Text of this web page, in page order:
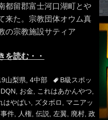
都留郡富士河口湖町とや
来た。宗教団体オウム真
の宗教施設サティア
を読む・・
山梨県 4中部 TagsB級スポッ
DQN お金 これはあかんやつ
はやばい, ズタボロ
マニアッ
事件, 人権, 伝説 左翼 廃村, 政